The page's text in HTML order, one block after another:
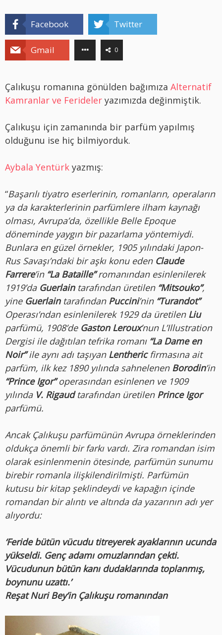
Facebook Twitter
Gmail 0
Çalıkuşu romanına gönülden bağımıza Alternatif
Kamranlar ve Ferideler yazımızda değinmiştik.
Çalıkuşu için zamanında bir parfüm yapılmış
olduğunu ise hiç bilmiyorduk.
Aybala Yentürk yazmış:
“Başarılı tiyatro eserlerinin, romanların, operaların
ya da karakterlerinin parfümlere ilham kaynağı
olması, Avrupa’da, özellikle Belle Epoque
döneminde yaygın bir pazarlama yöntemiydi.
Bunlara en güzel örnekler, 1905 yılındaki Japon-
Rus Savaşı’ndaki bir aşkı konu eden Claude
Farrere’in “La Bataille”romanından esinlenilerek
1919’da Guerlaintarafından üretilen “Mitsouko”,
yine Guerlaintarafından Puccini’nin “Turandot”
Operası’ndan esinlenilerek 1929 da üretilen Liu
parfümü, 1908’de Gaston Leroux’nun L’Illustration
Dergisi ile dağıtılan tefrika romanı “La Dame en
Noir”ile aynı adı taşıyan Lenthericfirmasına ait
parfüm, ilk kez 1890 yılında sahnelenen Borodin’in
“Prince Igor”operasından esinlenen ve 1909
yılında V. Rigaudtarafından üretilen Prince Igor
parfümü.
Ancak Çalıkuşu parfümünün Avrupa örneklerinden
oldukça önemli bir farkı vardı. Zira romandan isim
olarak esinlenmenin ötesinde, parfümün sunumu
birebir romanla ilişkilendirilmişti. Parfümün
kutusu bir kitap şeklindeydi ve kapağın içinde
romandan bir alıntı ve altında da yazarının adı yer
alıyordu:
‘Feride bütün vücudu titreyerek ayaklarının ucunda
yükseldi. Genç adamı omuzlarından çekti.
Vücudunun bütün kanı dudaklarında toplanmış,
boynunu uzattı.’
Reşat Nuri Bey’in Çalıkuşu romanından